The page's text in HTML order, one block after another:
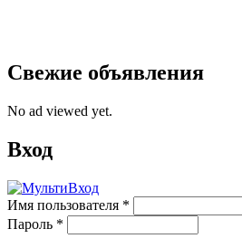
Свежие объявления
No ad viewed yet.
Вход
Имя пользователя *
Пароль *